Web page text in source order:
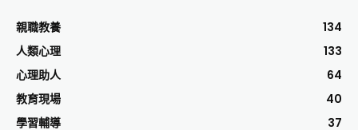
親職教養
134
人類心理
133
心理助人
64
教育現場
40
學習輔導
37